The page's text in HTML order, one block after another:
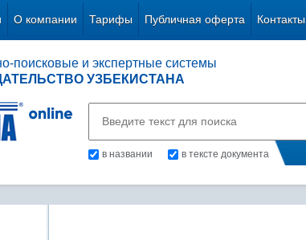
О компании Тарифы Публичная оферта Контакты
поисковые и экспертные системы
УЗБЕКИСТАНА
в названии в тексте документа